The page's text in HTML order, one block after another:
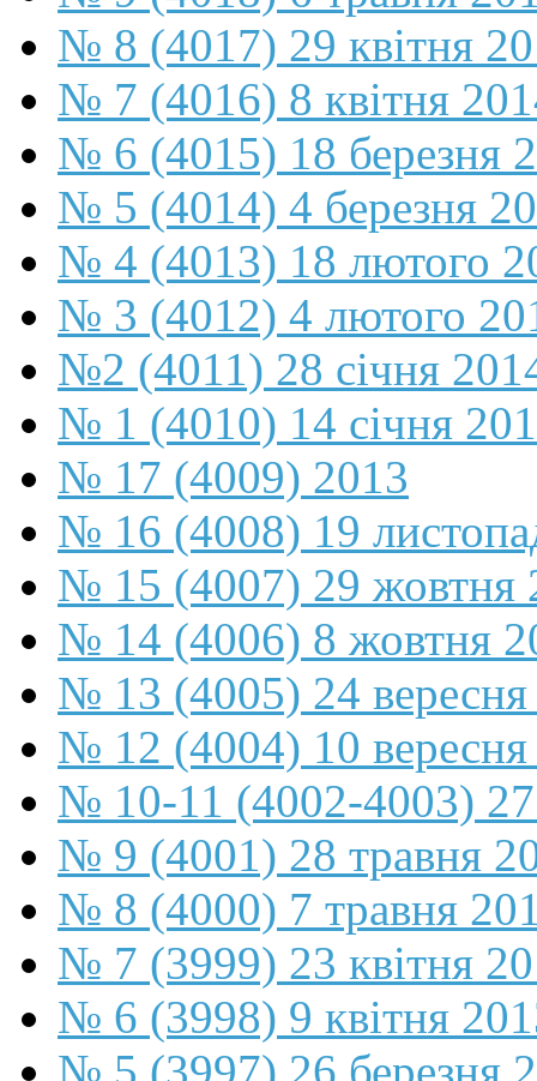
№ 8 (4017) 29 квітня
№ 7 (4016) 8 квітня
№ 6 (4015) 18 березня
№ 5 (4014) 4 березня
№ 4 (4013) 18 лютого
№ 3 (4012) 4 лютого
№2 (4011) 28 січня
№ 1 (4010) 14 січня
№ 17 (4009) 2013
№ 16 (4008) 19
№ 15 (4007) 29 жовтня
№ 14 (4006) 8 жовтня
№ 13 (4005) 24
№ 12 (4004) 10
№ 10-11 (4002-4003)
№ 9 (4001) 28 травня
№ 8 (4000) 7 травня
№ 7 (3999) 23 квітня
№ 6 (3998) 9 квітня
№ 5 (3997) 26 березня